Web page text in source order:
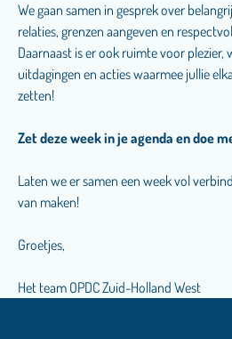
We gaan samen in gesprek over
relaties, grenzen aangeven en
Daarnaast is er ook ruimte voor plezier,
uitdagingen en acties waarmee jullie
zetten!
Zet deze week in je agenda en doe
Laten we er samen een week vol
van maken!
Groetjes,
Het team OPDC Zuid-Holland West